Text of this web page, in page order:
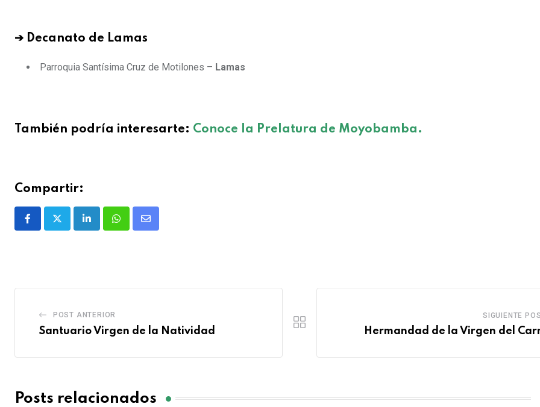
➔ Decanato de Lamas
Parroquia Santísima Cruz de Motilones – Lamas
También podría interesarte: Conoce la Prelatura de Moyobamba.
Compartir:
POST ANTERIOR
Santuario Virgen de la Natividad
SIGUIENTE
Hermandad de la Virgen del
Posts relacionados